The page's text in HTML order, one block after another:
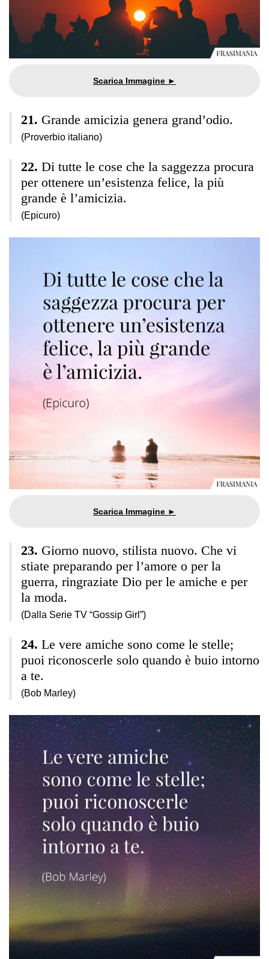
Grande amicizia genera grand’odio.
(Proverbio italiano)
Di tutte le cose che la saggezza procura
per ottenere un’esistenza felice, la più
grande è l’amicizia.
(Epicuro)
Giorno nuovo, stilista nuovo. Che vi
stiate preparando per l’amore o per la
guerra, ringraziate Dio per le amiche e per
la moda.
(Dalla Serie TV “Gossip Girl”)
Le vere amiche sono come le stelle;
puoi riconoscerle solo quando è buio intorno
a te.
(Bob Marley)